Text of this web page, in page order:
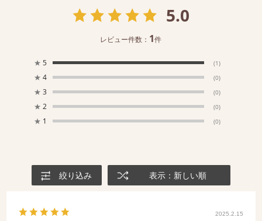
5.0
レビュー件数： 1件
★ 5 (1)
★ 4 (0)
★ 3 (0)
★ 2 (0)
★ 1 (0)
絞り込み 表示：新しい順
2025.2.15